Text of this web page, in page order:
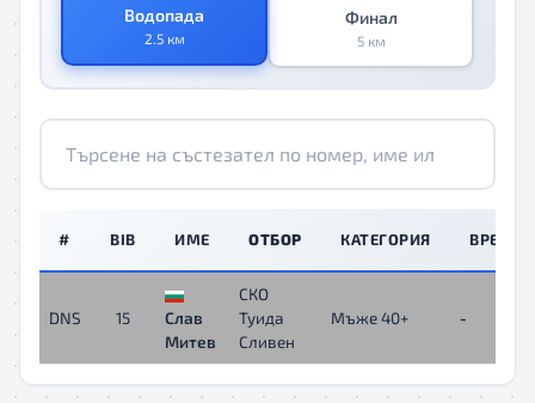
Водопада
2.5 км
Финал
5 км
# BIB ИМЕ ОТБОР КАТЕГОРИЯ ВРЕМЕ
DNS 15
Слав
Митев
СКО
Туида
Сливен
Мъже 40+ -